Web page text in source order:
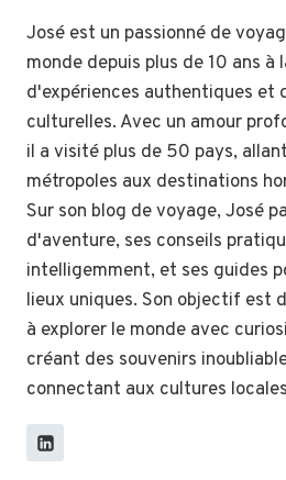
José est un passionné de
monde depuis plus de 10 ans à
d'expériences authentiques et
culturelles. Avec un amour
il a visité plus de 50 pays,
métropoles aux destinations
Sur son blog de voyage, José
d'aventure, ses conseils
intelligemment, et ses guides
lieux uniques. Son objectif est
à explorer le monde avec
créant des souvenirs
connectant aux cultures